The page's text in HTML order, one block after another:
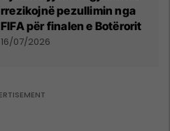
rrezikojnë pezullimin nga
FIFA për finalen e Botërorit
16/07/2026